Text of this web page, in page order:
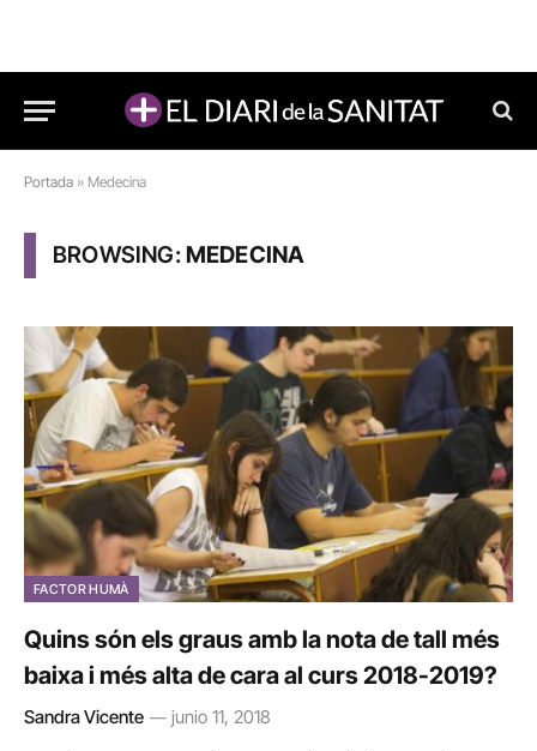
Portada » Medecina
BROWSING:MEDECINA
FACTOR HUMÀ
Quins són els graus amb la nota de tall més
baixa i més alta de cara al curs 2018-2019?
Sandra Vicente junio 11, 2018